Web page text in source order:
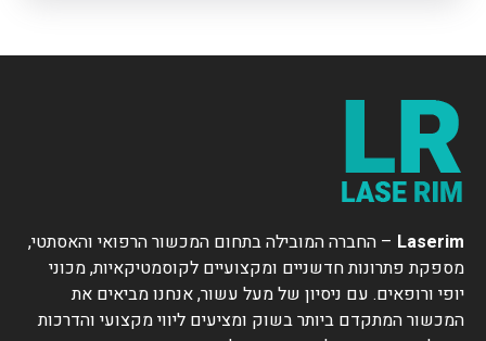
Laserim – החברה המובילה בתחום המכשור הרפואי והאסתטי,
מספקת פתרונות חדשניים ומקצועיים לקוסמטיקאיות, מכוני
יופי ורופאים. עם ניסיון של מעל עשור, אנחנו מביאים את
המכשור המתקדם ביותר בשוק ומציעים ליווי מקצועי והדרכות